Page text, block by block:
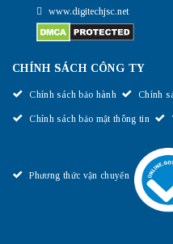
www.digitechjsc.net
CHÍNH SÁCH CÔNG TY
Chính sách bảo hành Chính
Chính sách bảo mật thông tin
Phương thức vận chuyển